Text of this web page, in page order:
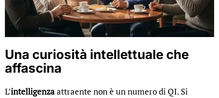
Una curiosità intellettuale che
affascina
L’intelligenzaattraente non è un numero di QI. Si